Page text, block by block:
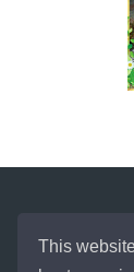
This